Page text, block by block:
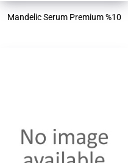
Mandelic Serum Premium %10